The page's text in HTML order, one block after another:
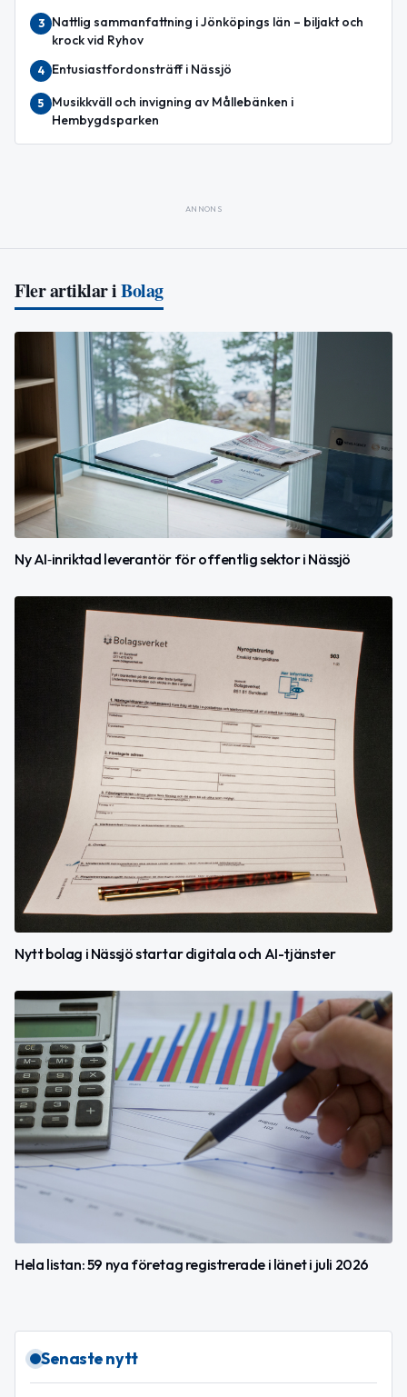
3
Nattlig sammanfattning i Jönköpings län – biljakt och
krock vid Ryhov
4 Entusiastfordonsträff i Nässjö
5
Musikkväll och invigning av Mållebänken i
Hembygdsparken
ANNONS
Fler artiklar iBolag
Ny AI‑inriktad leverantör för offentlig sektor i Nässjö
Nytt bolag i Nässjö startar digitala och AI-tjänster
Hela listan: 59 nya företag registrerade i länet i juli 2026
Senaste nytt